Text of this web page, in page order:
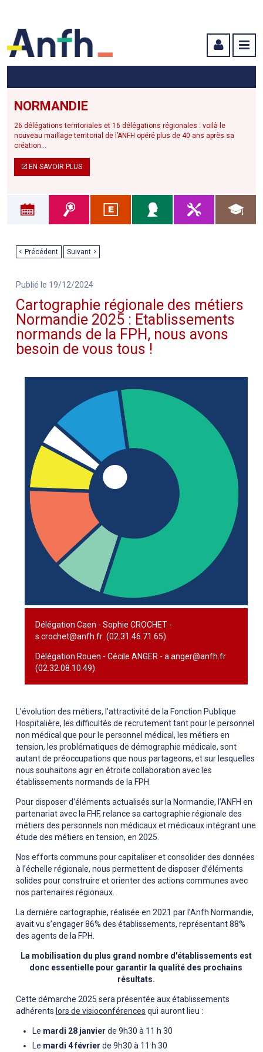
NORMANDIE
26 délégations territoriales et 16 délégations régionales : voilà le
nouveau maillage territorial de l’ANFH opéré plus de 40 ans après sa
création...
EN SAVOIR PLUS
Précédent Suivant
Publié le 19/12/2024
Cartographie régionale des métiers
Normandie 2025 : Etablissements
normands de la FPH, nous avons
besoin de vous tous !
Délégation Caen - Sophie CROCHET -
s.crochet@anfh.fr (02.31.46.71.65)
Délégation Rouen - Cécile ANGER - a.anger@anfh.fr
(02.32.08.10.49)
L’évolution des métiers, l’attractivité de la Fonction Publique
Hospitalière, les difficultés de recrutement tant pour le personnel
non médical que pour le personnel médical, les métiers en
tension, les problématiques de démographie médicale, sont
autant de préoccupations que nous partageons, et sur lesquelles
nous souhaitons agir en étroite collaboration avec les
établissements normands de la FPH.
Pour disposer d'éléments actualisés sur la Normandie, l’ANFH en
partenariat avec la FHF, relance sa cartographie régionale des
métiers des personnels non médicaux et médicaux intégrant une
étude des métiers en tension, en 2025.
Nos efforts communs pour capitaliser et consolider des données
à l’échelle régionale, nous permettent de disposer d’éléments
solides pour construire et orienter des actions communes avec
nos partenaires régionaux.
La dernière cartographie, réalisée en 2021 par l’Anfh Normandie,
avait vu s’engager 86% des établissements, représentant 88%
des agents de la FPH.
La mobilisation du plus grand nombre d'établissements est
donc essentielle pour garantir la qualité des prochains
résultats.
Cette démarche 2025 sera présentée aux établissements
adhérents lors de visioconférences qui auront lieu :
Le mardi 28 janvier de 9h30 à 11 h 30
Le mardi 4 février de 9h30 à 11 h 30